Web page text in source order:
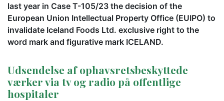
last year in Case T-105/23 the decision of the
European Union Intellectual Property Office (EUIPO) to
invalidate Iceland Foods Ltd. exclusive right to the
word mark and figurative mark ICELAND.
Udsendelse af ophavsretsbeskyttede
værker via tv og radio på offentlige
hospitaler